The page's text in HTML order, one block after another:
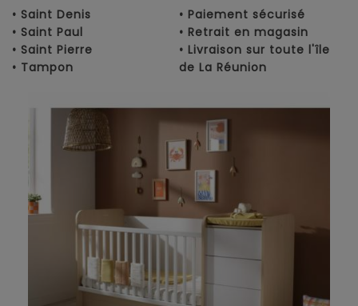
• Saint Denis
• Saint Paul
• Saint Pierre
• Tampon
• Paiement sécurisé
• Retrait en magasin
• Livraison sur toute l'île
de La Réunion